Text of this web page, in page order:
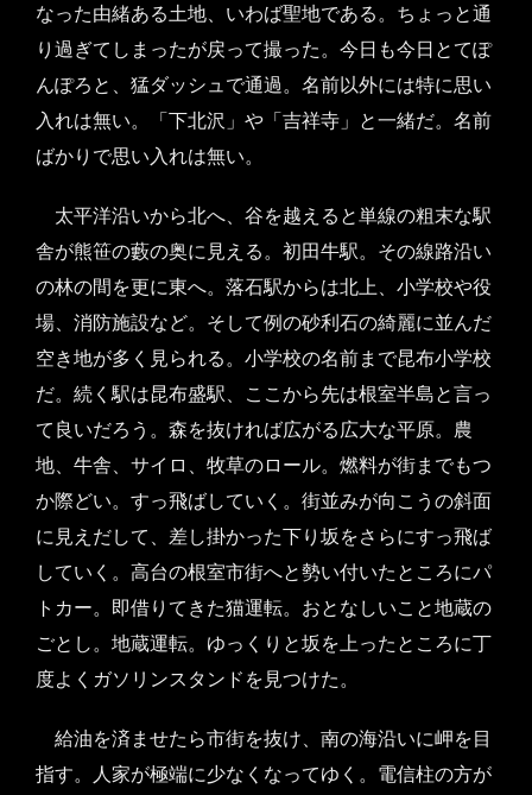
なった由緒ある土地、いわば聖地である。ちょっと通
り過ぎてしまったが戻って撮った。今日も今日とてぽ
んぽろと、猛ダッシュで通過。名前以外には特に思い
入れは無い。「下北沢」や「吉祥寺」と一緒だ。名前
ばかりで思い入れは無い。
太平洋沿いから北へ、谷を越えると単線の粗末な駅
舎が熊笹の藪の奥に見える。初田牛駅。その線路沿い
の林の間を更に東へ。落石駅からは北上、小学校や役
場、消防施設など。そして例の砂利石の綺麗に並んだ
空き地が多く見られる。小学校の名前まで昆布小学校
だ。続く駅は昆布盛駅、ここから先は根室半島と言っ
て良いだろう。森を抜ければ広がる広大な平原。農
地、牛舎、サイロ、牧草のロール。燃料が街までもつ
か際どい。すっ飛ばしていく。街並みが向こうの斜面
に見えだして、差し掛かった下り坂をさらにすっ飛ば
していく。高台の根室市街へと勢い付いたところにパ
トカー。即借りてきた猫運転。おとなしいこと地蔵の
ごとし。地蔵運転。ゆっくりと坂を上ったところに丁
度よくガソリンスタンドを見つけた。
給油を済ませたら市街を抜け、南の海沿いに岬を目
指す。人家が極端に少なくなってゆく。電信柱の方が